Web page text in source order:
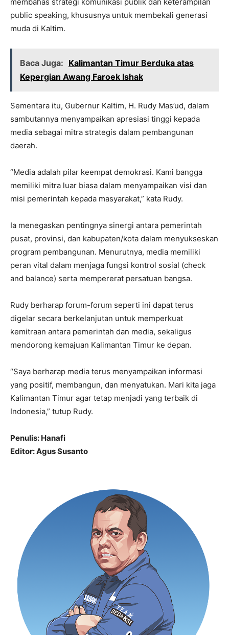
public speaking, khususnya untuk membekali generasi
muda di Kaltim.
Baca Juga: Kalimantan Timur Berduka atas
Kepergian Awang Faroek Ishak
Sementara itu, Gubernur Kaltim, H. Rudy Mas’ud, dalam
sambutannya menyampaikan apresiasi tinggi kepada
media sebagai mitra strategis dalam pembangunan
daerah.
“Media adalah pilar keempat demokrasi. Kami bangga
memiliki mitra luar biasa dalam menyampaikan visi dan
misi pemerintah kepada masyarakat,” kata Rudy.
Ia menegaskan pentingnya sinergi antara pemerintah
pusat, provinsi, dan kabupaten/kota dalam menyukseskan
program pembangunan. Menurutnya, media memiliki
peran vital dalam menjaga fungsi kontrol sosial (check
and balance) serta mempererat persatuan bangsa.
Rudy berharap forum-forum seperti ini dapat terus
digelar secara berkelanjutan untuk memperkuat
kemitraan antara pemerintah dan media, sekaligus
mendorong kemajuan Kalimantan Timur ke depan.
“Saya berharap media terus menyampaikan informasi
yang positif, membangun, dan menyatukan. Mari kita jaga
Kalimantan Timur agar tetap menjadi yang terbaik di
Indonesia,” tutup Rudy.
Penulis: Hanafi
Editor: Agus Susanto